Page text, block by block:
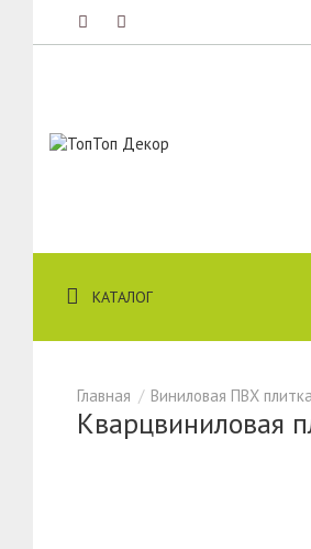
КАТАЛОГ
Виниловая ПВХ плитка
Кварцвиниловая